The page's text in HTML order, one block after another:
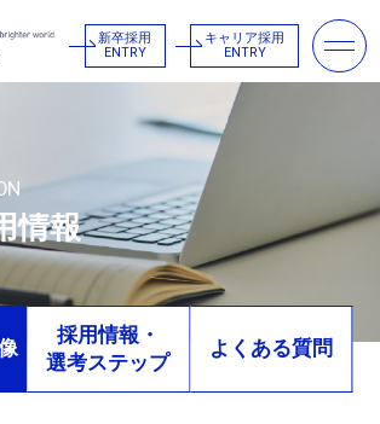
新卒採用
ENTRY
キャリア採用
ENTRY
N
情報
採用情報・
選考ステップ
よくある質問